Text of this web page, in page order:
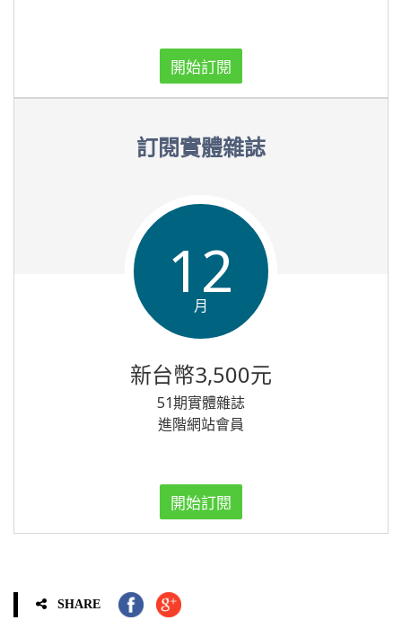
開始訂閱
訂閱實體雜誌
12
月
新台幣3,500元
51期實體雜誌
進階網站會員
開始訂閱
SHARE